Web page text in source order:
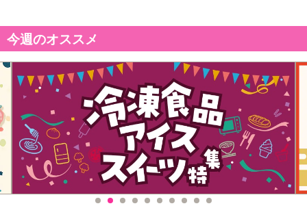
【配送日時の指定について】
※配送日時の指定が可能な商品の場合、商品によってご指定できる
配送日、配送時間が異なる可能性がございます。
カート機能をご利用の場合は、配送日時指定をご利用いただけませ
ん。
発送日カレンダー
今週のオススメ